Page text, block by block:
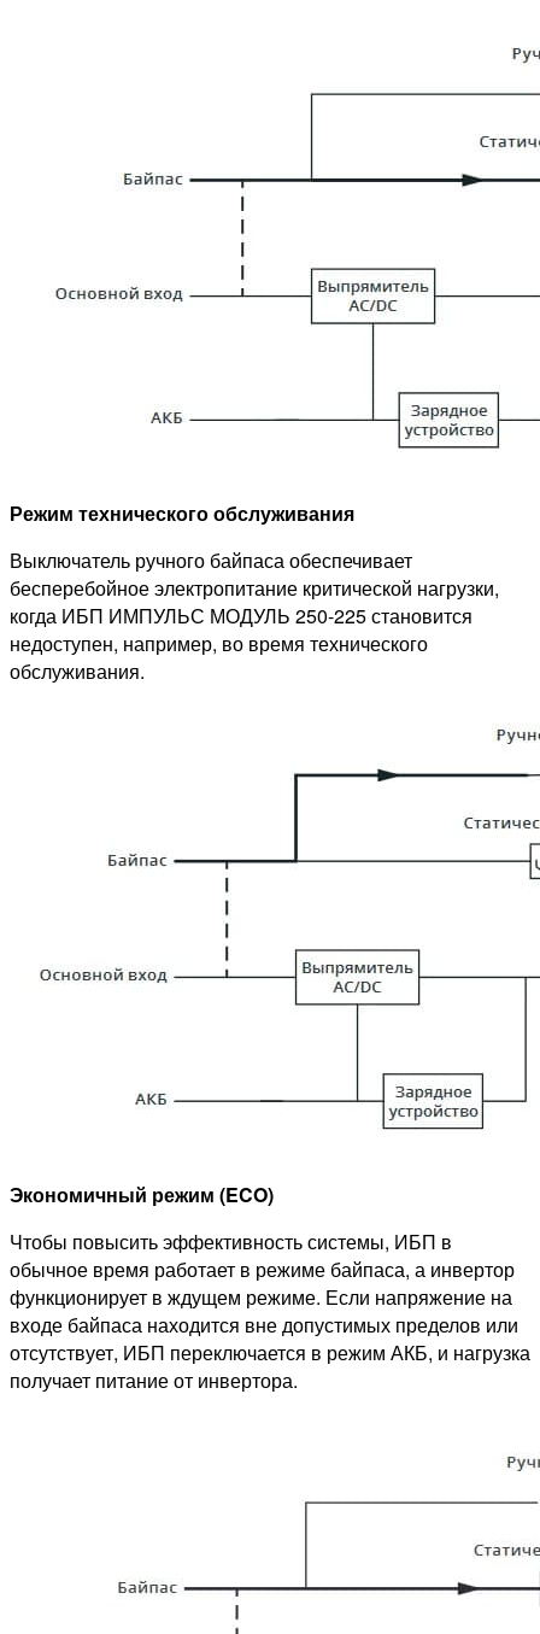
Режим технического обслуживания
Выключатель ручного байпаса обеспечивает
бесперебойное электропитание критической нагрузки,
когда ИБП ИМПУЛЬС МОДУЛЬ 250-225 становится
недоступен, например, во время технического
обслуживания.
Экономичный режим (ECO)
Чтобы повысить эффективность системы, ИБП в
обычное время работает в режиме байпаса, а инвертор
функционирует в ждущем режиме. Если напряжение на
входе байпаса находится вне допустимых пределов или
отсутствует, ИБП переключается в режим АКБ, и нагрузка
получает питание от инвертора.